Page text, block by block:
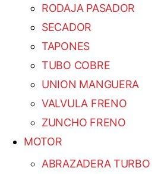
RODAJA PASADOR
SECADOR
TAPONES
TUBO COBRE
UNION MANGUERA
VALVULA FRENO
ZUNCHO FRENO
MOTOR
ABRAZADERA TURBO